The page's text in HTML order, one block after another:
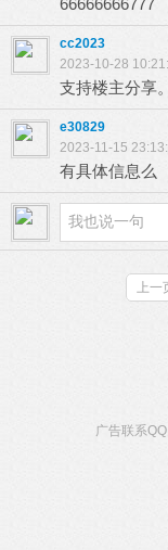
66666666777
cc2023
2023-10-28
支持楼主分享。
e30829
2023-11-15
有具体信息么
上一
广告联系